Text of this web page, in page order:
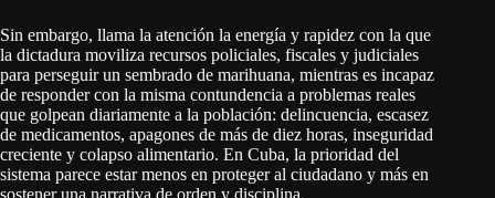
Sin embargo, llama la atención la energía y rapidez con la que
la dictadura moviliza recursos policiales, fiscales y judiciales
para perseguir un sembrado de marihuana, mientras es incapaz
de responder con la misma contundencia a problemas reales
que golpean diariamente a la población: delincuencia, escasez
de medicamentos, apagones de más de diez horas, inseguridad
creciente y colapso alimentario. En Cuba, la prioridad del
sistema parece estar menos en proteger al ciudadano y más en